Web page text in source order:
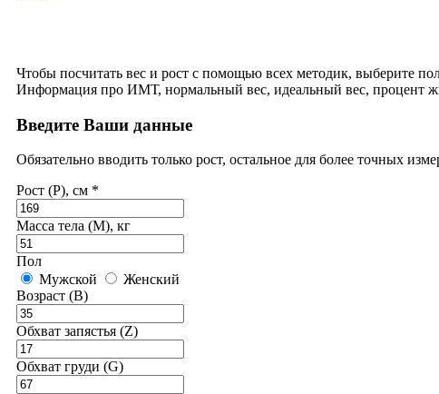
Чтобы посчитать вес и рост с помощью всех методик, выберите пол
Информация про ИМТ, нормальный вес, идеальный вес, процент
Введите Ваши данные
Обязательно вводить только рост, остальное для более точных
Рост (P), см *
Масса тела (M), кг
Пол
Мужской
Женский
Возраст (B)
Обхват запястья (Z)
Обхват груди (G)